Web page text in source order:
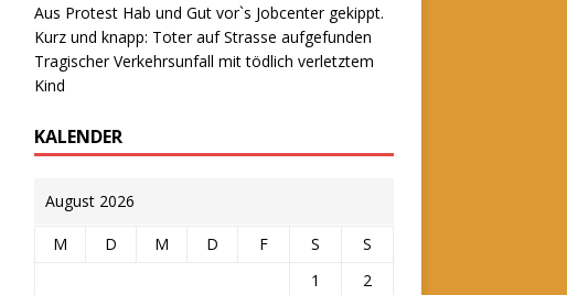
Aus Protest Hab und Gut vor`s Jobcenter gekippt.
Kurz und knapp: Toter auf Strasse aufgefunden
Tragischer Verkehrsunfall mit tödlich verletztem
Kind
KALENDER
August 2026
M D M D F S
S
1
2